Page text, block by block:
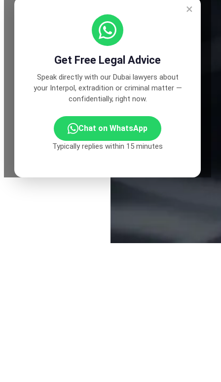
×
Get Free Legal Advice
Speak directly with our Dubai lawyers about
your Interpol, extradition or criminal matter —
confidentially, right now.
Chat on WhatsApp
Typically replies within 15 minutes